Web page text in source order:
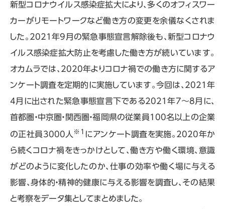
新型コロナウイルス感染症拡大により、多くのオフィスワー
カーがリモートワークなど働き方の変更を余儀なくされま
した。2021年9月の緊急事態宣言解除後も、新型コロナウ
イルス感染症拡大防止を考慮した働き方が続いています。
オカムラでは、2020年よりコロナ禍での働き方に関するア
ンケート調査を定期的に実施しています。今回は、2021年
4月に出された緊急事態宣言下である2021年7～8月に、
首都圏・中京圏・関西圏・福岡県の従業員100名以上の企業
の正社員3000人 ※1 にアンケート調査を実施。2020年か
ら続くコロナ禍をきっかけとして、働き方や働く環境、意識
がどのように変化したのか、仕事の効率や働く場に与える
影響、身体的・精神的健康に与える影響を調査し、その結果
と考察をデータ集としてまとめました。